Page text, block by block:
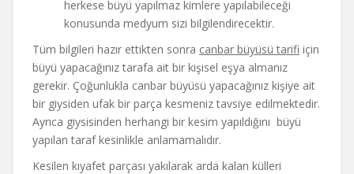
herkese büyü yapılmaz kimlere yapılabileceği
konusunda medyum sizi bilgilendirecektir.
Tüm bilgileri hazır ettikten sonra canbar büyüsü tarifi için
büyü yapacağınız tarafa ait bir kişisel eşya almanız
gerekir. Çoğunlukla canbar büyüsü yapacağınız kişiye ait
bir giysiden ufak bir parça kesmeniz tavsiye edilmektedir.
Ayrıca giysisinden herhangi bir kesim yapıldığını büyü
yapılan taraf kesinlikle anlamamalıdır.
Kesilen kıyafet parçası yakılarak arda kalan külleri